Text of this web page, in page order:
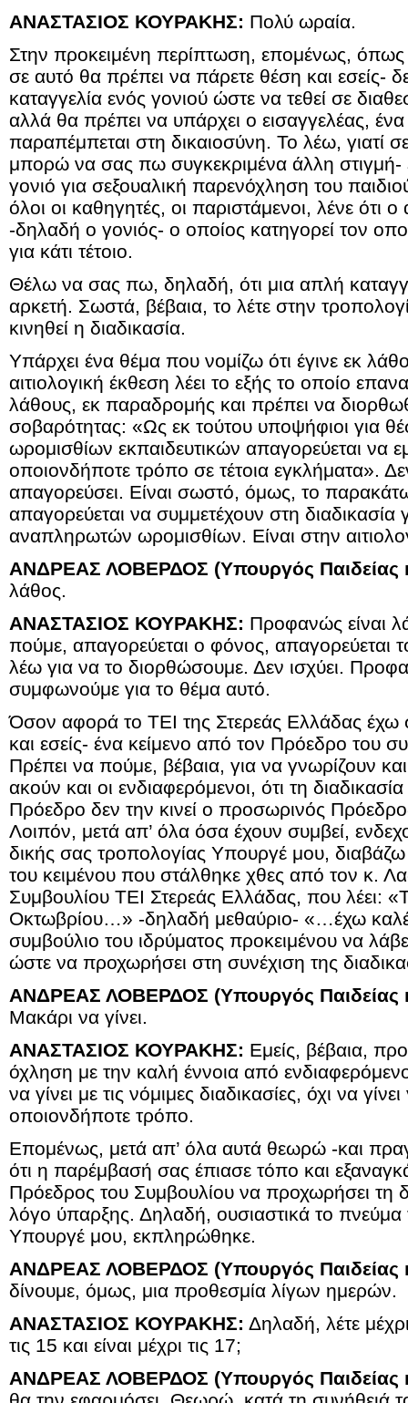
ΑΝΑΣΤΑΣΙΟΣ ΚΟΥΡΑΚΗΣ: Πολύ ωραία.
Στην προκειμένη περίπτωση, επομένως, όπως
σε αυτό θα πρέπει να πάρετε θέση και εσείς-
καταγγελία ενός γονιού ώστε να τεθεί σε
αλλά θα πρέπει να υπάρχει ο εισαγγελέας,
παραπέμπεται στη δικαιοσύνη. Το λέω, γιατί
μπορώ να σας πω συγκεκριμένα άλλη στιγμή-
γονιό για σεξουαλική παρενόχληση του
όλοι οι καθηγητές, οι παριστάμενοι, λένε ότι
-δηλαδή ο γονιός- ο οποίος κατηγορεί τον
για κάτι τέτοιο.
Θέλω να σας πω, δηλαδή, ότι μια απλή
αρκετή. Σωστά, βέβαια, το λέτε στην
κινηθεί η διαδικασία.
Υπάρχει ένα θέμα που νομίζω ότι έγινε εκ
αιτιολογική έκθεση λέει το εξής το οποίο
λάθους, εκ παραδρομής και πρέπει να
σοβαρότητας: «Ως εκ τούτου υποψήφιοι για
ωρομισθίων εκπαιδευτικών απαγορεύεται να
οποιονδήποτε τρόπο σε τέτοια εγκλήματα».
απαγορεύσει. Είναι σωστό, όμως, το
απαγορεύεται να συμμετέχουν στη
αναπληρωτών ωρομισθίων. Είναι στην
ΑΝΔΡΕΑΣ ΛΟΒΕΡΔΟΣ (Υπουργός Παιδείας
λάθος.
ΑΝΑΣΤΑΣΙΟΣ ΚΟΥΡΑΚΗΣ: Προφανώς είναι
πούμε, απαγορεύεται ο φόνος, απαγορεύεται
λέω για να το διορθώσουμε. Δεν ισχύει.
συμφωνούμε για το θέμα αυτό.
Όσον αφορά το ΤΕΙ της Στερεάς Ελλάδας έχω
και εσείς- ένα κείμενο από τον Πρόεδρο του
Πρέπει να πούμε, βέβαια, για να γνωρίζουν
ακούν και οι ενδιαφερόμενοι, ότι τη
Πρόεδρο δεν την κινεί ο προσωρινός
Λοιπόν, μετά απ’ όλα όσα έχουν συμβεί,
δικής σας τροπολογίας Υπουργέ μου,
του κειμένου που στάλθηκε χθες από τον κ.
Συμβουλίου ΤΕΙ Στερεάς Ελλάδας, που λέει:
Οκτωβρίου…» -δηλαδή μεθαύριο- «…έχω
συμβούλιο του ιδρύματος προκειμένου να
ώστε να προχωρήσει στη συνέχιση της
ΑΝΔΡΕΑΣ ΛΟΒΕΡΔΟΣ (Υπουργός Παιδείας
Μακάρι να γίνει.
ΑΝΑΣΤΑΣΙΟΣ ΚΟΥΡΑΚΗΣ: Εμείς, βέβαια,
όχληση με την καλή έννοια από
να γίνει με τις νόμιμες διαδικασίες, όχι να
οποιονδήποτε τρόπο.
Επομένως, μετά απ’ όλα αυτά θεωρώ -και
ότι η παρέμβασή σας έπιασε τόπο και
Πρόεδρος του Συμβουλίου να προχωρήσει τη
λόγο ύπαρξης. Δηλαδή, ουσιαστικά το
Υπουργέ μου, εκπληρώθηκε.
ΑΝΔΡΕΑΣ ΛΟΒΕΡΔΟΣ (Υπουργός Παιδείας
δίνουμε, όμως, μια προθεσμία λίγων ημερών.
ΑΝΑΣΤΑΣΙΟΣ ΚΟΥΡΑΚΗΣ: Δηλαδή, λέτε
τις 15 και είναι μέχρι τις 17;
ΑΝΔΡΕΑΣ ΛΟΒΕΡΔΟΣ (Υπουργός Παιδείας